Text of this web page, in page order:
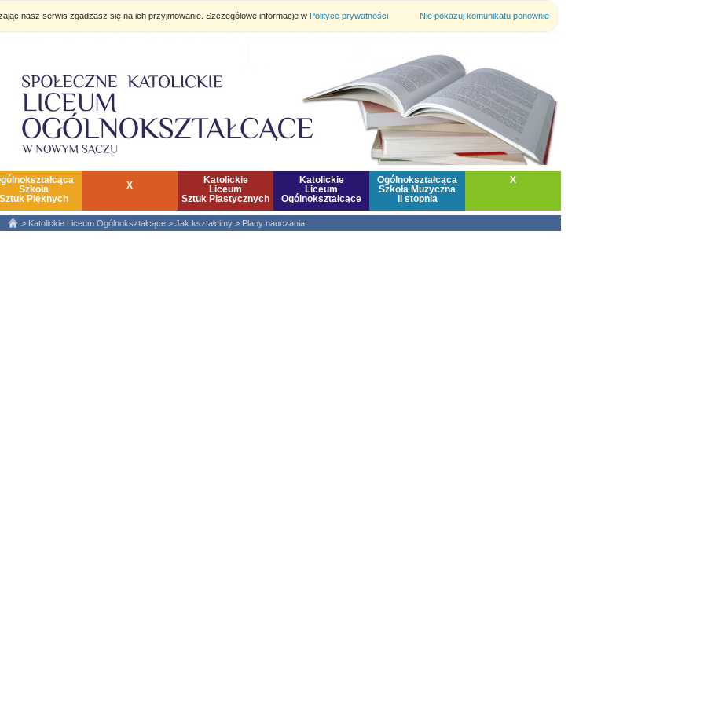
nasz serwis zgadzasz się na ich przyjmowanie. Szczegółowe informacje w Polityce prywatności Nie pokazuj komunikatu ponownie
Szkoła
Sztuk Pięknych
X
Katolickie
Liceum
Sztuk Plastycznych
Katolickie
Liceum
Ogólnokształcące
Ogólnokształcąca
Szkoła Muzyczna
II stopnia
X
> Katolickie Liceum Ogólnokształcące > Jak kształcimy > Plany nauczania